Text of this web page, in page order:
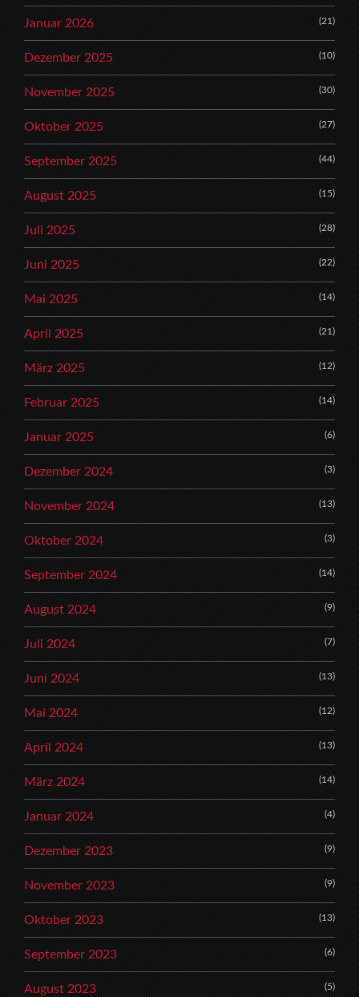
Januar 2026 (21)
Dezember 2025 (10)
November 2025 (30)
Oktober 2025 (27)
September 2025 (44)
August 2025 (15)
Juli 2025 (28)
Juni 2025 (22)
Mai 2025 (14)
April 2025 (21)
März 2025 (12)
Februar 2025 (14)
Januar 2025 (6)
Dezember 2024 (3)
November 2024 (13)
Oktober 2024 (3)
September 2024 (14)
August 2024 (9)
Juli 2024 (7)
Juni 2024 (13)
Mai 2024 (12)
April 2024 (13)
März 2024 (14)
Januar 2024 (4)
Dezember 2023 (9)
November 2023 (9)
Oktober 2023 (13)
September 2023 (6)
August 2023 (5)